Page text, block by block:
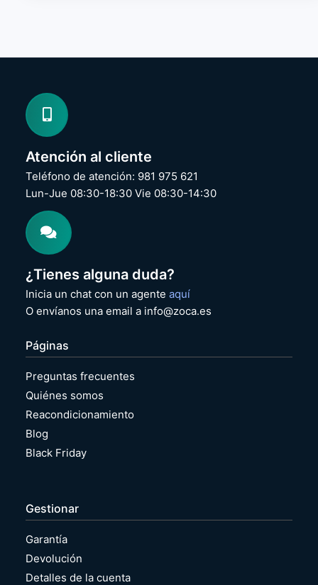
Atención al cliente
Teléfono de atención: 981 975 621
Lun-Jue 08:30-18:30 Vie 08:30-14:30
¿Tienes alguna duda?
Inicia un chat con un agenteaquí
O envíanos una email a info@zoca.es
Páginas
Preguntas frecuentes
Quiénes somos
Reacondicionamiento
Blog
Black Friday
Gestionar
Garantía
Devolución
Detalles de la cuenta